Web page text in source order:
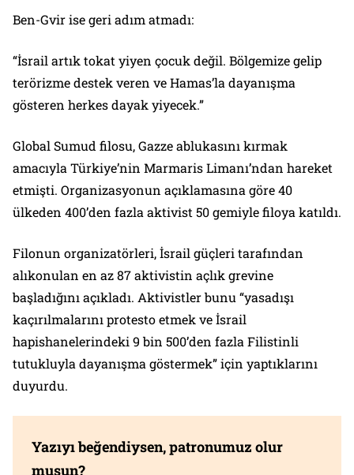
Ben-Gvir ise geri adım atmadı:
“İsrail artık tokat yiyen çocuk değil. Bölgemize gelip
terörizme destek veren ve Hamas’la dayanışma
gösteren herkes dayak yiyecek.”
Global Sumud filosu, Gazze ablukasını kırmak
amacıyla Türkiye’nin Marmaris Limanı’ndan hareket
etmişti. Organizasyonun açıklamasına göre 40
ülkeden 400’den fazla aktivist 50 gemiyle filoya katıldı.
Filonun organizatörleri, İsrail güçleri tarafından
alıkonulan en az 87 aktivistin açlık grevine
başladığını açıkladı. Aktivistler bunu “yasadışı
kaçırılmalarını protesto etmek ve İsrail
hapishanelerindeki 9 bin 500’den fazla Filistinli
tutukluyla dayanışma göstermek” için yaptıklarını
duyurdu.
Yazıyı beğendiysen, patronumuz olur
musun?